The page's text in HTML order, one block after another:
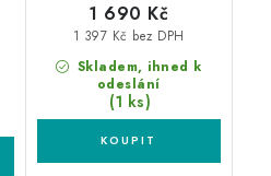
Skladem, ihned k
odeslání
(1 ks)
1 397 Kč bez DPH
1 690 Kč